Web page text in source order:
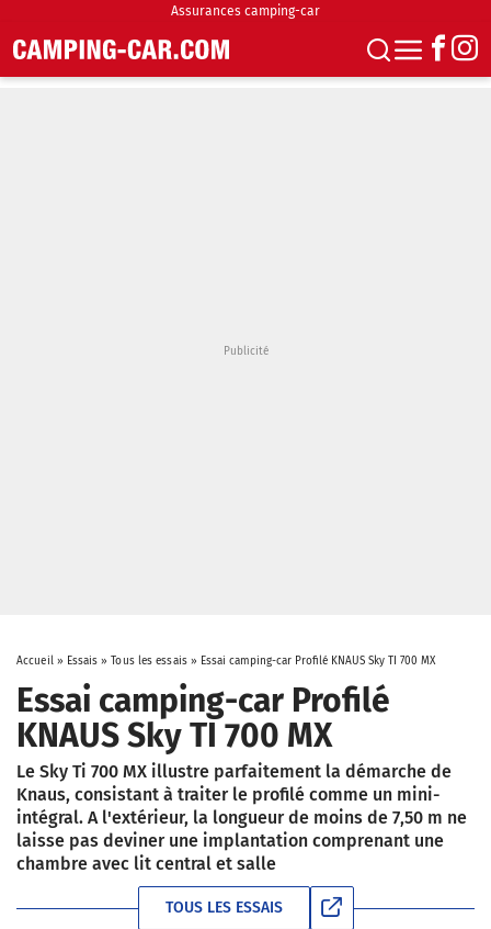
Assurances camping-car
Accueil» Essais »Tous les essais» Essai camping-car Profilé KNAUS Sky TI 700 MX
Essai camping-car Profilé
KNAUS Sky TI 700 MX
Le Sky Ti 700 MX illustre parfaitement la démarche de
Knaus, consistant à traiter le profilé comme un mini-
intégral. A l'extérieur, la longueur de moins de 7,50 m ne
laisse pas deviner une implantation comprenant une
chambre avec lit central et salle
TOUS LES ESSAIS